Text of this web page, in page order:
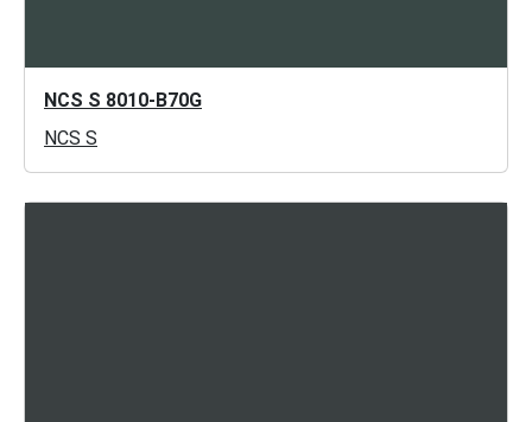
NCS S 8010-B70G
NCS S